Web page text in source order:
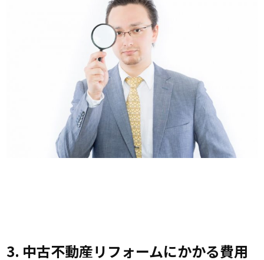
3. 中古不動産リフォームにかかる費用